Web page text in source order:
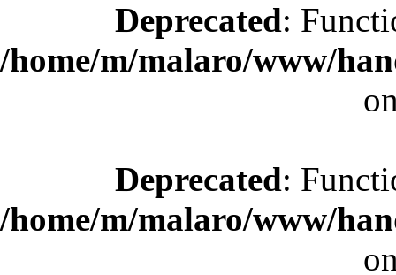
Deprecated:
/home/m/malaro/www/
Deprecated:
/home/m/malaro/www/